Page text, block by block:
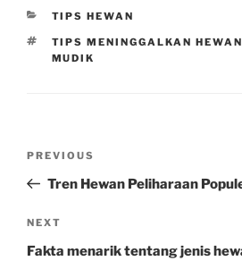
CATEGORIES
TIPS HEWAN
TAGS
TIPS MENINGGALKAN
MUDIK
Previous
Post
PREVIOUS
Tren Hewan Peliharaan
Next
Post
NEXT
Fakta menarik tentang jenis